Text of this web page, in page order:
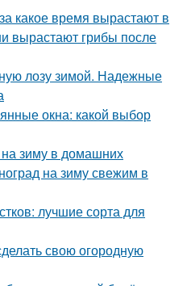
какое время вырастают в
вырастают грибы после
лозу зимой. Надежные
окна: какой выбор
на зиму в домашних
на зиму свежим в
лучшие сорта для
свою огородную